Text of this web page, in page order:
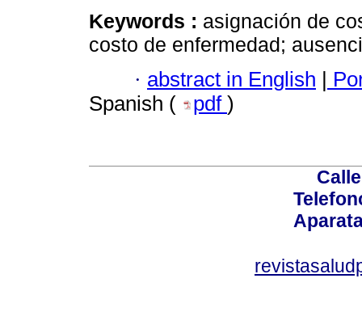
Keywords : asignación de
costo de enfermedad;
· abstract in English |
Spanish (
pdf )